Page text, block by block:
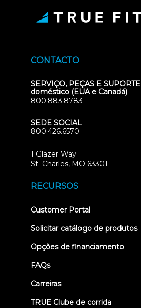
CONTACTO
SERVIÇO, PEÇAS E SUPORTE
doméstico (EUA e Canadá)
800.883.8783
SEDE SOCIAL
800.426.6570
1 Glazer Way
St. Charles, MO 63301
RECURSOS
Customer Portal(opens
new
Solicitar catálogo de produtos
Opções de financiamento
FAQs
Carreiras
TRUE Clube de corrida